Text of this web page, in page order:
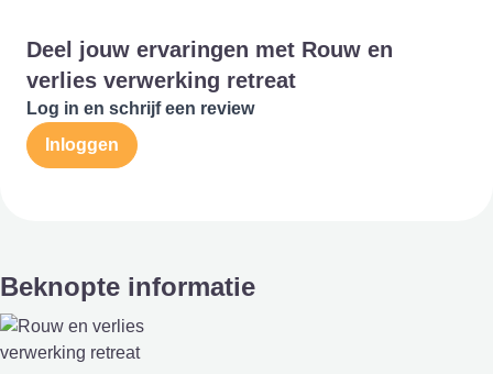
Deel jouw ervaringen met Rouw en
verlies verwerking retreat
Log in en schrijf een review
Inloggen
Beknopte informatie